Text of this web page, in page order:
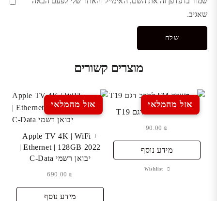
שאגיב.
מוצרים קשורים
אזל מהמלאי
₪
מידע נוסף
Wishlist
אזל מהמלאי
Apple TV 4K | WiFi +
Ethernet | 128GB 2022 |
יבואן רשמי C-Data
₪
מידע נוסף